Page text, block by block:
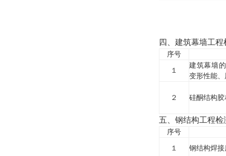
四、建筑幕墙工程
序号
１
建筑幕墙
变形性能
２ 硅酮结构
五、钢结构工程检
序号
１ 钢结构焊